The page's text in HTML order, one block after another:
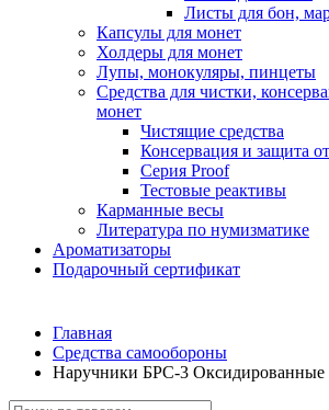
Листы для бон,
Капсулы для монет
Холдеры для монет
Лупы, монокуляры, пинцеты
Средства для чистки,
монет
Чистящие средства
Консервация и защита
Серия Proof
Тестовые реактивы
Карманные весы
Литература по нумизматике
Ароматизаторы
Подарочный сертификат
Главная
Средства самообороны
Наручники БРС-3 Оксидированные